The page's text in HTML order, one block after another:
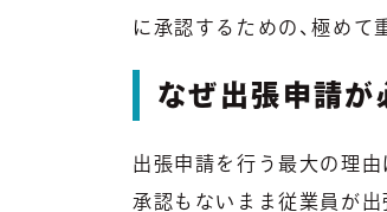
に承認するための、極めて
なぜ出張申請が
出張申請を行う最大の理由
承認もないまま従業員が出